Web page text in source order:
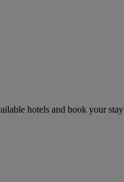
hotels and book your stay